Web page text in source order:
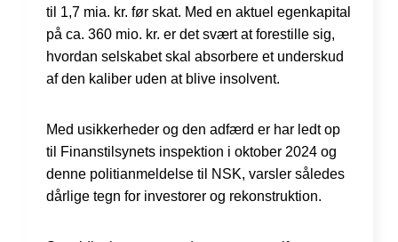
til 1,7 mia. kr. før skat. Med en aktuel egenkapital
på ca. 360 mio. kr. er det svært at forestille sig,
hvordan selskabet skal absorbere et underskud
af den kaliber uden at blive insolvent.
Med usikkerheder og den adfærd er har ledt op
til Finanstilsynets inspektion i oktober 2024 og
denne politianmeldelse til NSK, varsler således
dårlige tegn for investorer og rekonstruktion.